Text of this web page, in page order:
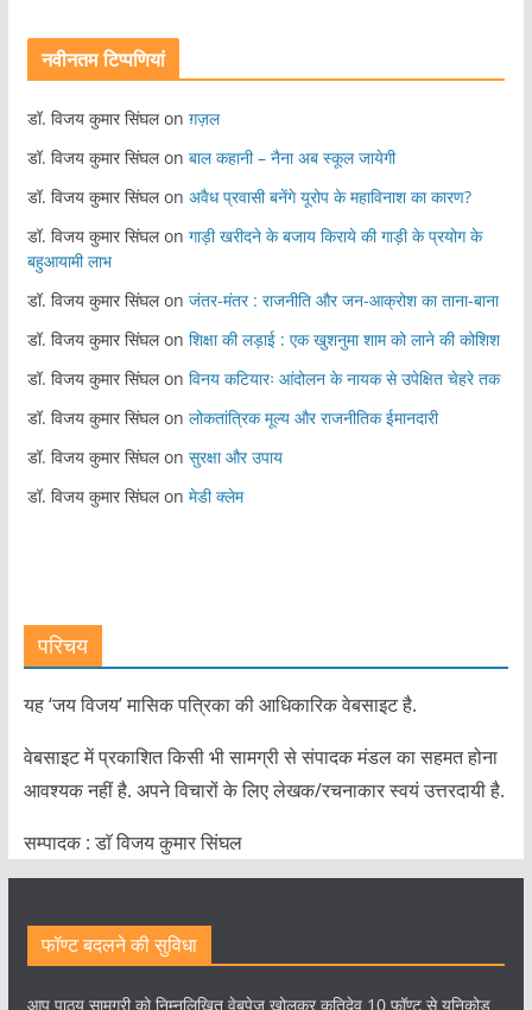
नवीनतम टिप्पणियां
डॉ. विजय कुमार सिंघलon ग़ज़ल
डॉ. विजय कुमार सिंघलon बाल कहानी – नैना अब स्कूल जायेगी
डॉ. विजय कुमार सिंघलon अवैध प्रवासी बनेंगे यूरोप के महाविनाश का कारण?
डॉ. विजय कुमार सिंघलon गाड़ी खरीदने के बजाय किराये की गाड़ी के प्रयोग के
बहुआयामी लाभ
डॉ. विजय कुमार सिंघलon जंतर-मंतर : राजनीति और जन-आक्रोश का ताना-बाना
डॉ. विजय कुमार सिंघलon शिक्षा की लड़ाई : एक खुशनुमा शाम को लाने की कोशिश
डॉ. विजय कुमार सिंघलon विनय कटियारः आंदोलन के नायक से उपेक्षित चेहरे तक
डॉ. विजय कुमार सिंघलon लोकतांत्रिक मूल्य और राजनीतिक ईमानदारी
डॉ. विजय कुमार सिंघलon सुरक्षा और उपाय
डॉ. विजय कुमार सिंघलon मेडी क्लेम
परिचय
यह ‘जय विजय’ मासिक पत्रिका की आधिकारिक वेबसाइट है.
वेबसाइट में प्रकाशित किसी भी सामग्री से संपादक मंडल का सहमत होना
आवश्यक नहीं है. अपने विचारों के लिए लेखक/रचनाकार स्वयं उत्तरदायी है.
सम्पादक : डाॅ विजय कुमार सिंघल
फॉण्ट बदलने की सुविधा
आप पाठ्य सामग्री को निम्नलिखित वेबपेज खोलकर कृतिदेव 10 फॉण्ट से यूनिकोड